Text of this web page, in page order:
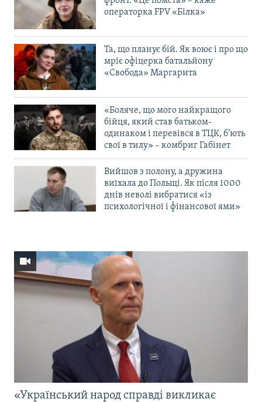
операторка FPV «Білка»
Та, що планує бій. Як воює і про що
мріє офіцерка батальйону
«Свобода» Маргарита
«Боляче, що мого найкращого
бійця, який став батьком-
одинаком і перевівся в ТЦК, б’ють
свої в тилу» – комбриг Габінет
Вийшов з полону, а дружина
виїхала до Польщі. Як після 1000
днів неволі вибратися «із
психологічної і фінансової ями»
«Український народ справді викликає